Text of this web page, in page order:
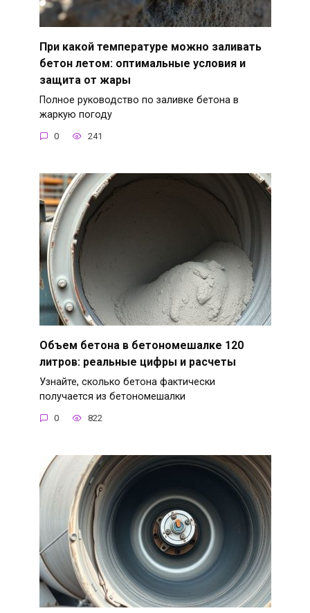
При какой температуре можно заливать
бетон летом: оптимальные условия и
защита от жары
Полное руководство по заливке бетона в
жаркую погоду
0 241
Объем бетона в бетономешалке 120
литров: реальные цифры и расчеты
Узнайте, сколько бетона фактически
получается из бетономешалки
0 822